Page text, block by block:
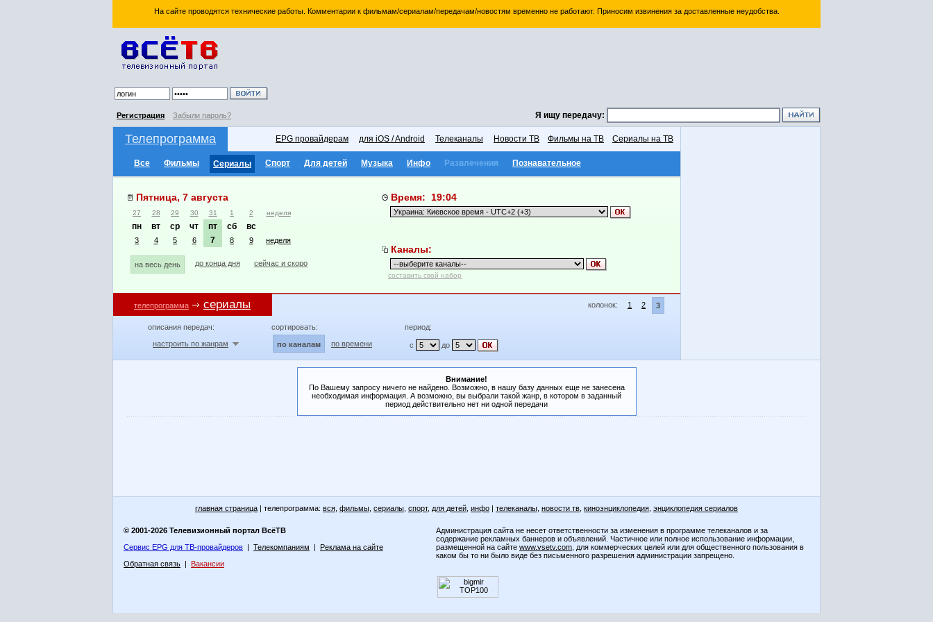
На сайте проводятся технические работы. Комментарии к фильмам/сериалам/передачам/новостям временно не работают. Приносим извинения за доставленные неудобства.
Регистрация Забыли пароль? Я ищу передачу:
Телепрограмма EPG провайдерам для iOS / Android Телеканалы Новости ТВ Фильмы на ТВ Сериалы на ТВ
Все Фильмы Сериалы Спорт Для детей Музыка Инфо Развлечения Познавательное
Пятница, 7 августа
27 28 29 30 31 1 2 неделя
пн вт ср чт пт сб вс
3 4 5 6 7 8 9 неделя
на весь день до конца дня сейчас и скоро
Время: 19:04
Каналы:
составить свой набор
телепрограмма сериалы колонок: 1 2 3
описания передач:
настроить по жанрам
сортировать:
по каналам по времени
период:
с до
Внимание!
По Вашему запросу ничего не найдено. Возможно, в нашу базу данных еще не занесена
необходимая информация. А возможно, вы выбрали такой жанр, в котором в заданный
период действительно нет ни одной передачи
главная страница | телепрограмма: вся фильмы сериалы спорт, для детей инфо | телеканалы новости тв киноэнциклопедия энциклопедия сериалов
© 2001-2026 Телевизионный портал ВсёТВ
Сервис EPG для ТВ-провайдеров | Телекомпаниям | Реклама на сайте
Обратная связь | Вакансии
Администрация сайта не несет ответственности за изменения в программе телеканалов и за
содержание рекламных баннеров и объявлений. Частичное или полное использование информации,
размещенной на сайте www.vsetv.com , для коммерческих целей или для общественного пользования в
каком бы то ни было виде без письменного разрешения администрации запрещено.